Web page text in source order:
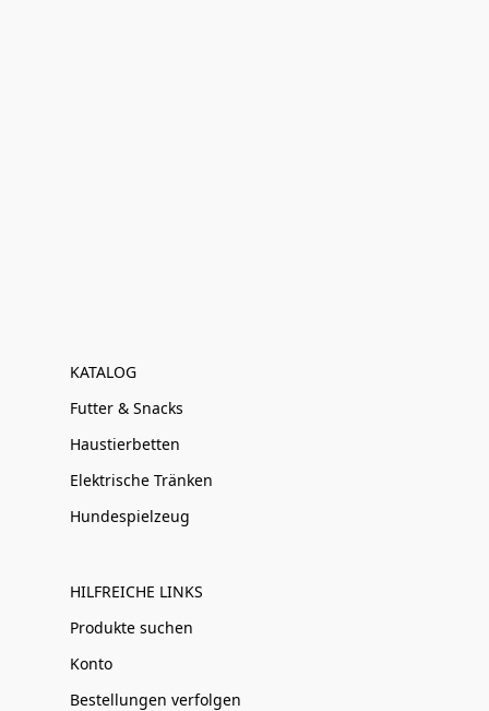
KATALOG
Futter & Snacks
Haustierbetten
Elektrische Tränken
Hundespielzeug
HILFREICHE LINKS
Produkte suchen
Konto
Bestellungen verfolgen